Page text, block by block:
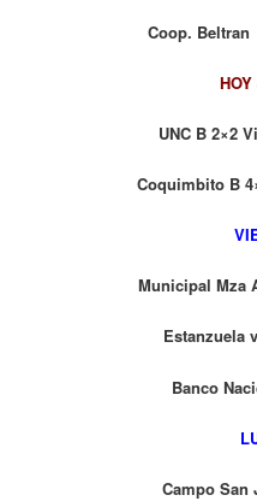
Coop.
UNC B 2×2
Coquimbito B
Municipal Mza
Estanzuela
Banco
Campo San